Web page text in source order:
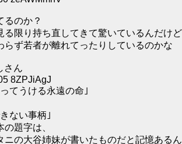
るのか？
る限り持ち直してきて驚いているんだけど
らず若者が離れてったりしているのかな
さん
8ZPJiAgJ
てうける永遠の命｣
ない事柄｣
題字は、
ニの大谷姉妹が書いたものだと記憶あるん